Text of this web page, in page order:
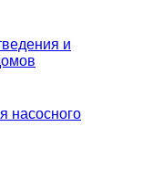
и
насосного